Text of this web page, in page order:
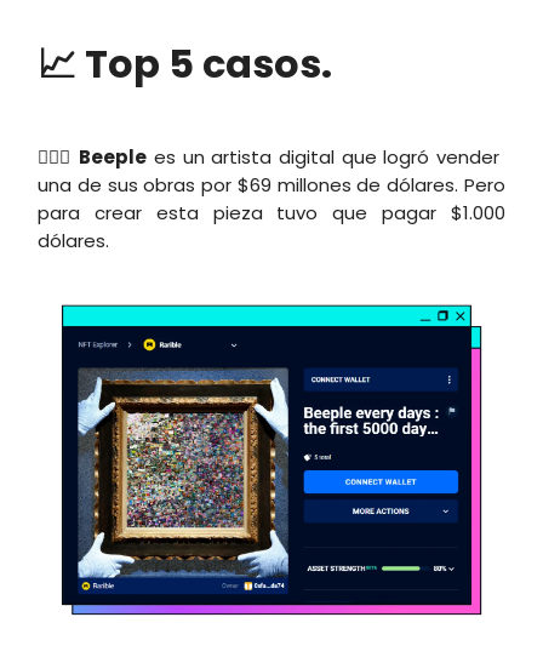
📈 Top 5 casos.
🕵🏽‍♂️ Beeple es un artista digital que logró vender
una de sus obras por $69 millones de dólares. Pero
para crear esta pieza tuvo que pagar $1.000
dólares.